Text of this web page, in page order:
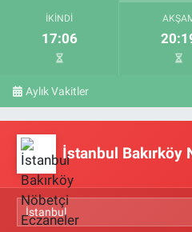
İKINDI
17:06
Aylık Vakitler
İstanbul Bakırköy